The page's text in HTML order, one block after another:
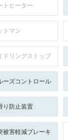
トヒーター
トマン
ドリングストップ
ーズコントロール
り防止装置
被害軽減ブレーキ